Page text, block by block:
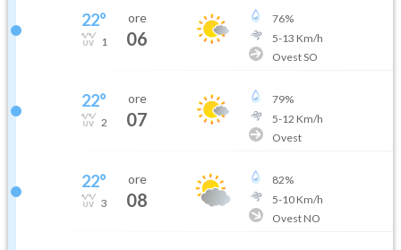
22°
1
ore
06
76%
5-13 Km/h
Ovest SO
22°
2
ore
07
79%
5-12 Km/h
Ovest
22°
3
ore
08
82%
5-10Km/h
Ovest NO